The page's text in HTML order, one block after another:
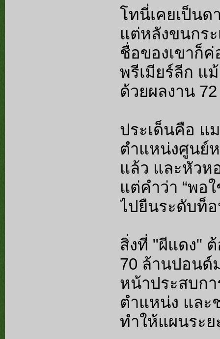
โทนี่เคยเป็นด
แต่หลังขนกร
ชื่อของเขาก็
พรีเมียร์ลีก แ
ด้วยผลงาน
ประเด็นคือ แ
ตำแหน่งศูนย์
แล้ว และหัวห
แต่คำว่า “พอ
ไปยืนระดับท็
สิ่งที่ "ผีแดง"
70 ล้านปอนด์
หน้าประสบก
ตำแหน่ง และ
ทำให้แผนระ